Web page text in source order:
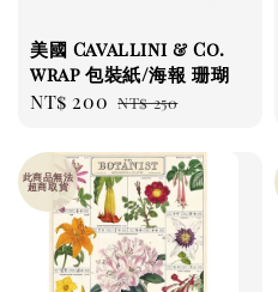
美國 Cavallini & Co.
wrap 包裝紙/海報 珊瑚
Sale
NT$ 200 Regular
NT$ 250
此商品無法
超商取貨